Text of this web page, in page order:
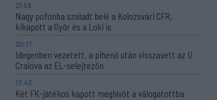
21:58
Nagy pofonba szaladt belé a Kolozsvári CFR,
kikapott a Győr és a Loki is
20:17
Idegenben vezetett, a pihenő után visszavett az U
Craiova az EL-selejtezőn
17:43
Két FK-játékos kapott meghívót a válogatottba